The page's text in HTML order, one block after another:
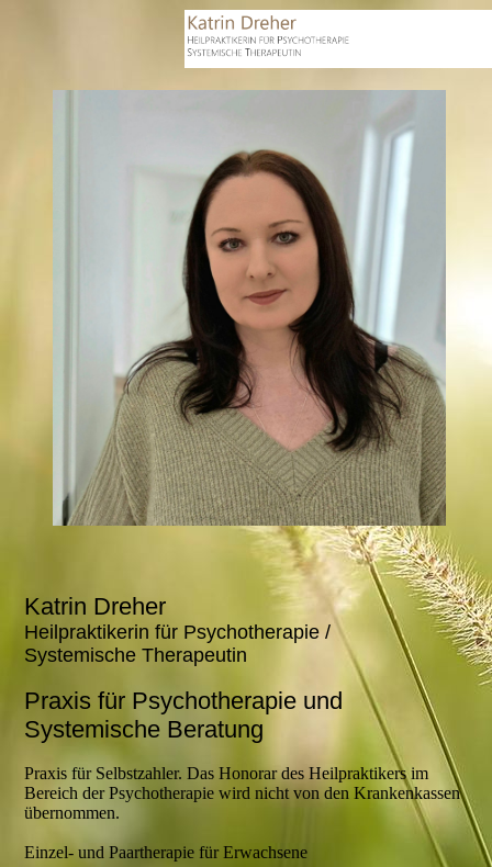
Katrin Dreher
Praxis für Psychotherapie nach dem
Heilpraktikergesetz
Katrin Dreher
Heilpraktikerin für Psychotherapie /
Systemische Therapeutin
Praxis für Psychotherapie und
Systemische Beratung
Praxis für Selbstzahler. Das Honorar des Heilpraktikers im
Bereich der Psychotherapie wird nicht von den Krankenkassen
übernommen.
Einzel- und Paartherapie für Erwachsene